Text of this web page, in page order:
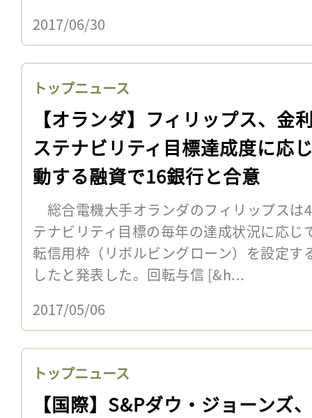
2017/06/30
トップニュース
【オランダ】フィリップス、金
ステナビリティ目標達成度に応
動する融資で16銀行と合意
総合電機大手オランダのフィリップスは
テナビリティ目標の毎年の達成状況に応じ
転信用枠（リボルビングローン）を設定す
したと発表した。回転与信 [&h...
2017/05/06
トップニュース
【国際】S&Pダウ・ジョーンズ